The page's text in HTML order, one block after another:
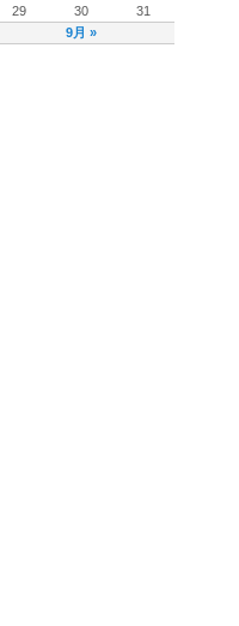
9月 »
29 30 31